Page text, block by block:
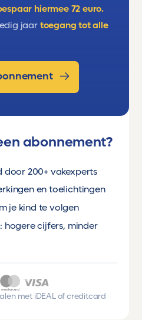
inleiding, titel,
hiermee 72 euro.
jaar toegang tot alle
abonnement?
door 200+ vakexperts
en toelichtingen
je kind te volgen
hogere cijfers, minder
met iDEAL of creditcard